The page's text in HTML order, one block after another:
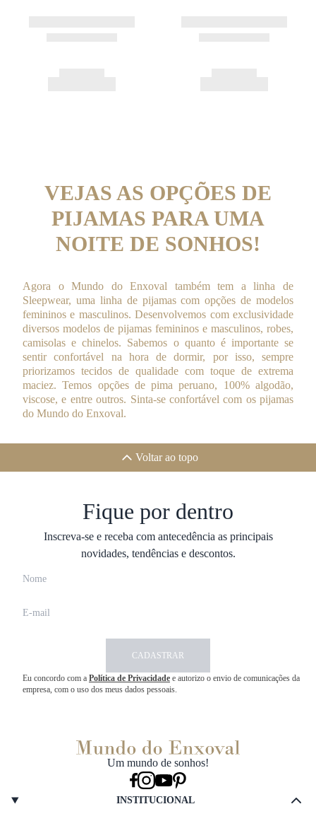
VEJAS AS OPÇÕES DE
PIJAMAS PARA UMA
NOITE DE SONHOS!
Agora o Mundo do Enxoval também tem a linha de
Sleepwear, uma linha de pijamas com opções de modelos
femininos e masculinos. Desenvolvemos com exclusividade
diversos modelos de pijamas femininos e masculinos, robes,
camisolas e chinelos. Sabemos o quanto é importante se
sentir confortável na hora de dormir, por isso, sempre
priorizamos tecidos de qualidade com toque de extrema
maciez. Temos opções de pima peruano, 100% algodão,
viscose, e entre outros. Sinta-se confortável com os pijamas
do Mundo do Enxoval.
Voltar ao topo
Fique por dentro
Inscreva-se e receba com antecedência as principais
novidades, tendências e descontos.
CADASTRAR
Eu concordo com a Política de Privacidade e autorizo o envio de comunicações da
empresa, com o uso dos meus dados pessoais.
Um mundo de sonhos!
INSTITUCIONAL